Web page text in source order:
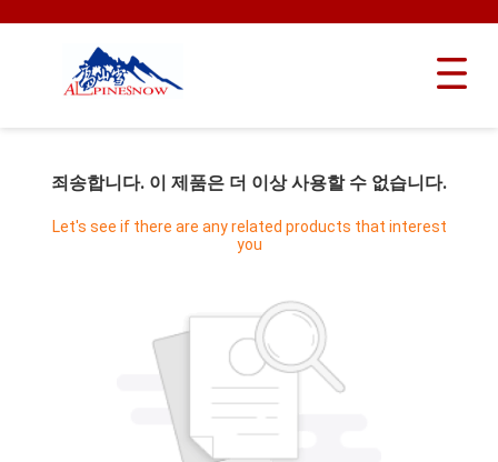
죄송합니다. 이 제품은 더 이상 사용할 수 없습니다.
Let's see if there are any related products that interest
you